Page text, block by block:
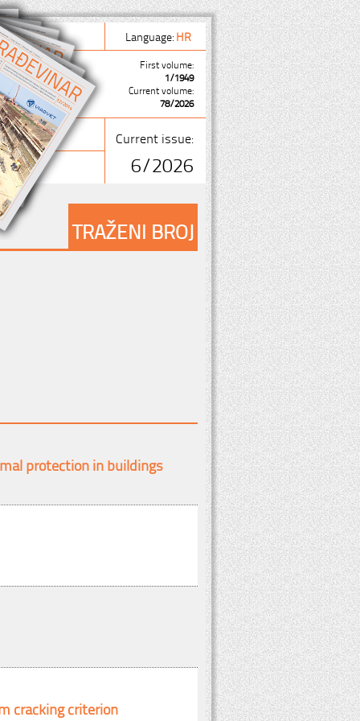
Language:HR
First volume:
1/1949
Current volume:
78/2026
Current issue:
6/2026
TRAŽENI BROJ
protection in buildings
cracking criterion